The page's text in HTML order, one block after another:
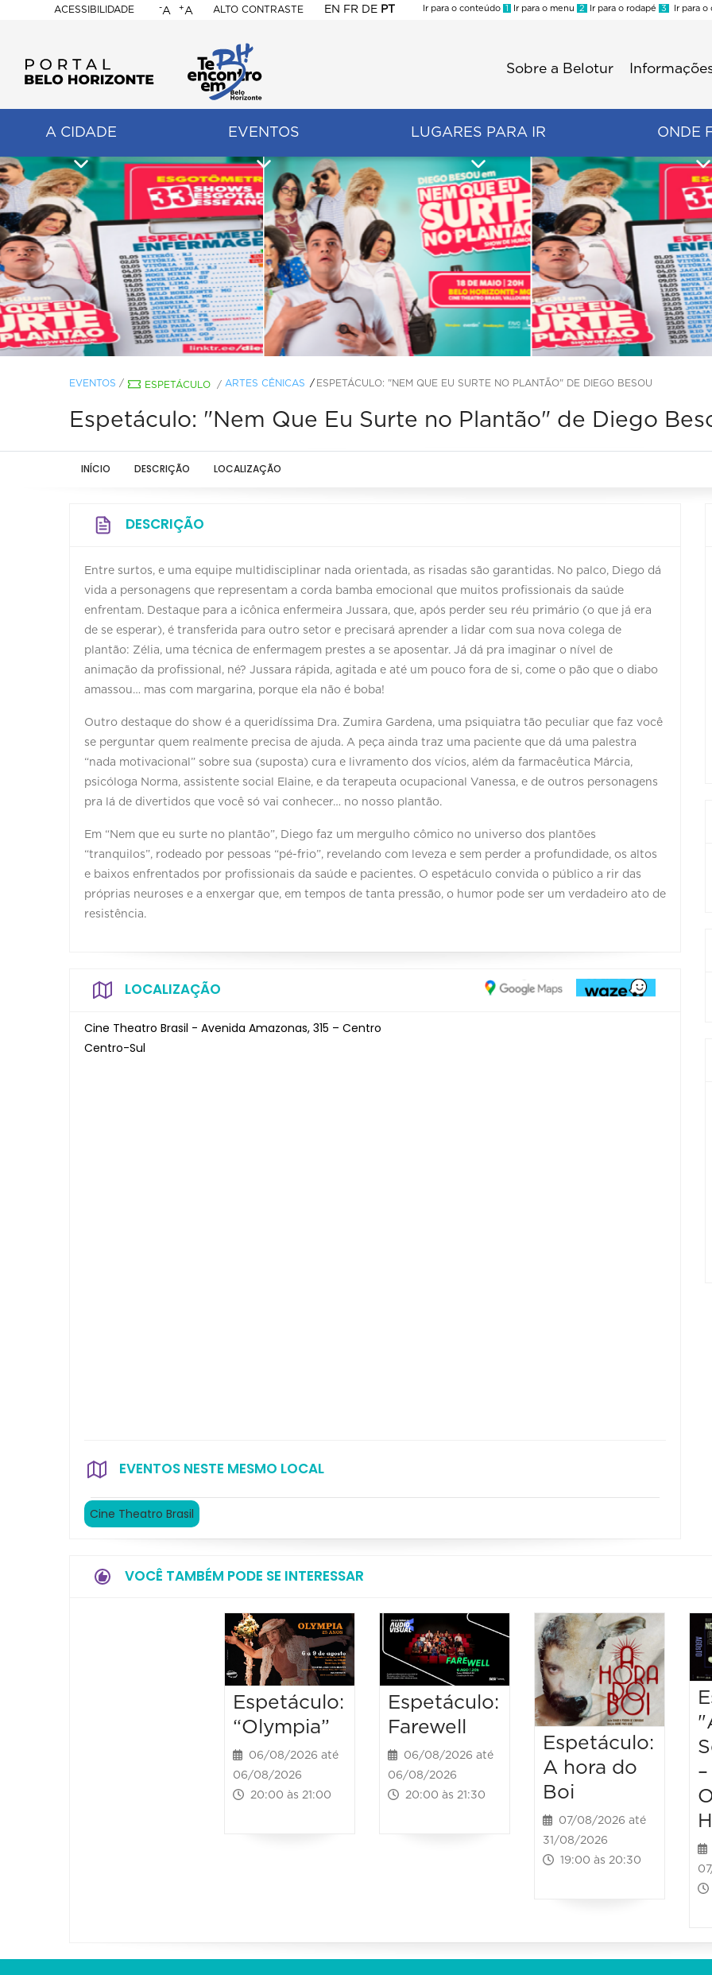
ACESSIBILIDADE
BELO
HORIZONTE
-A +A ALTO CONTRASTE EN FR DE PT
Ir para o conteúdo 1 Ir para o menu 2 Ir para o rodapé 3 Ir para o
Sobre a Belotur
A CIDADE EVENTOS LUGARES PARA IR ONDE
EVENTOS / ESPETÁCULO / ARTES CÊNICAS ESPETÁCULO: "NEM QUE EU SURTE NO PLANTÃO" DE DIEGO BESOU
Espetáculo: "Nem Que Eu Surte no Plantão" de Diego
INÍCIO DESCRIÇÃO LOCALIZAÇÃO
DESCRIÇÃO
Entre surtos, e uma equipe multidisciplinar nada orientada, as risadas são garantidas. No palco, Diego dá
vida a personagens que representam a corda bamba emocional que muitos profissionais da saúde
enfrentam. Destaque para a icônica enfermeira Jussara, que, após perder seu réu primário (o que já era
de se esperar), é transferida para outro setor e precisará aprender a lidar com sua nova colega de
plantão: Zélia, uma técnica de enfermagem prestes a se aposentar. Já dá pra imaginar o nível de
animação da profissional, né? Jussara rápida, agitada e até um pouco fora de si, come o pão que o diabo
amassou… mas com margarina, porque ela não é boba!
Outro destaque do show é a queridíssima Dra. Zumira Gardena, uma psiquiatra tão peculiar que faz você
se perguntar quem realmente precisa de ajuda. A peça ainda traz uma paciente que dá uma palestra
“nada motivacional” sobre sua (suposta) cura e livramento dos vícios, além da farmacêutica Márcia,
psicóloga Norma, assistente social Elaine, e da terapeuta ocupacional Vanessa, e de outros personagens
pra lá de divertidos que você só vai conhecer… no nosso plantão.
Em “Nem que eu surte no plantão”, Diego faz um mergulho cômico no universo dos plantões
“tranquilos”, rodeado por pessoas “pé-frio”, revelando com leveza e sem perder a profundidade, os altos
e baixos enfrentados por profissionais da saúde e pacientes. O espetáculo convida o público a rir das
próprias neuroses e a enxergar que, em tempos de tanta pressão, o humor pode ser um verdadeiro ato de
resistência.
LOCALIZAÇÃO
Cine Theatro Brasil - Avenida Amazonas, 315 – Centro
Centro-Sul
EVENTOS NESTE MESMO LOCAL
Cine Theatro Brasil
VOCÊ TAMBÉM PODE SE INTERESSAR
Espetáculo:
“Olympia”
06/08/2026 até
06/08/2026
20:00 às 21:00
Espetáculo:
Farewell
06/08/2026 até
06/08/2026
20:00 às 21:30
Espetáculo:
A hora do
Boi
07/08/2026 até
31/08/2026
19:00 às 20:30